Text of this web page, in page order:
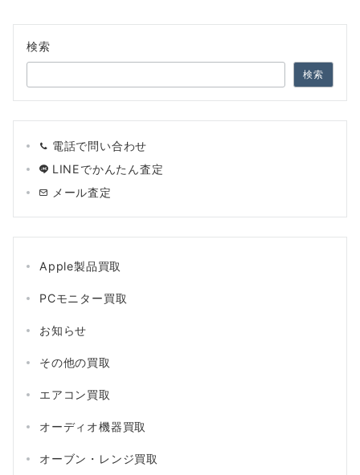
検索
検索
電話で問い合わせ
LINEでかんたん査定
メール査定
Apple製品買取
PCモニター買取
お知らせ
その他の買取
エアコン買取
オーディオ機器買取
オーブン・レンジ買取